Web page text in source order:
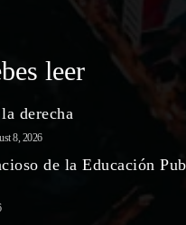
leer
derecha
8, 2026
de la Educación